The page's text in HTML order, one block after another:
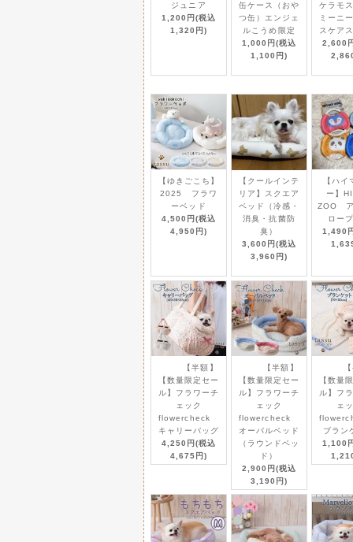
2025/ 5/29
A.P.D.C. （エーピーディ
頑固な皮脂汚れを強力に
種類豊富なポケティーノ
2025/ 5/28
PETOKOTO（ペトコト)
安心の国産食材をつかっ
アーテミス アガリクスI/
チキンを主原材としたグ
2023/ 4/13
トリートハンター たこ焼
遊びながら嗅覚トレーニン
2023/ 4/13
ひんやり毛布 フレスコ冷
これからの季節の必需品♪
ロータイプ ワッフルラウ
（オーナー様も一緒に使
新柄が仲間入りしたよー♪
ジュニア
1,200円(税込
1,320円)
缶ケース（おや
つ缶）エンジェ
ルこうめ限定
1,000円(税込
1,100円)
ケラモ
ミーニ
スケア
2,600
【ゆきごこち】
2025 フラワ
ーベッド
4,500円(税込
4,950円)
【クールインテ
リア】スクエア
ベッド（冷感・
消臭・抗菌防
臭）
3,600円(税込
3,960円)
【ハ
ー】
ZOO
ロー
1,490
【半額】
【数量限定セー
ル】フラワーチ
ェック
flowercheck
キャリーバッグ
4,250円(税込
4,675円)
【半額】
【数量限定セー
ル】フラワーチ
ェック
flowercheck
オーバルベッド
（ラウンドベッ
ド）
2,900円(税込
3,190円)
【数量
ル】フ
ェ
ブラン
1,100